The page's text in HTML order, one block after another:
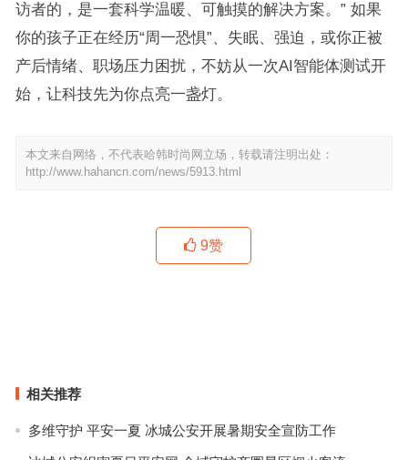
访者的，是一套科学温暖、可触摸的解决方案。” 如果
你的孩子正在经历“周一恐惧”、失眠、强迫，或你正被
产后情绪、职场压力困扰，不妨从一次AI智能体测试开
始，让科技先为你点亮一盏灯。
本文来自网络，不代表哈韩时尚网立场，转载请注明出处：
http://www.hahancn.com/news/5913.html
9赞
相关推荐
多维守护 平安一夏 冰城公安开展暑期安全宣防工作